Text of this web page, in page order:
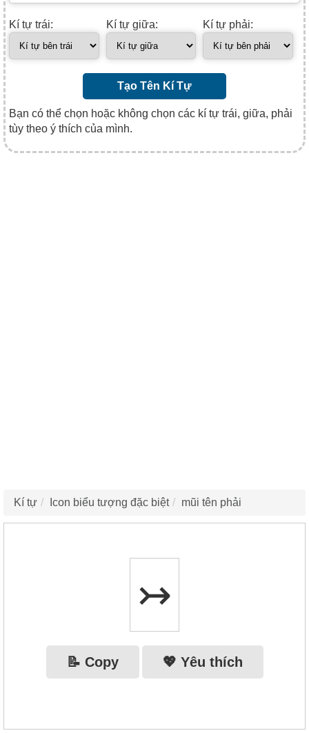
Kí tự trái: Kí tự giữa: Kí tự phải:
Tạo Tên Kí Tự
Bạn có thể chọn hoặc không chọn các kí tự trái, giữa, phải
tùy theo ý thích của mình.
Kí tự Icon biểu tượng đặc biệt mũi tên phải
↣
📝 Copy 💖 Yêu thích